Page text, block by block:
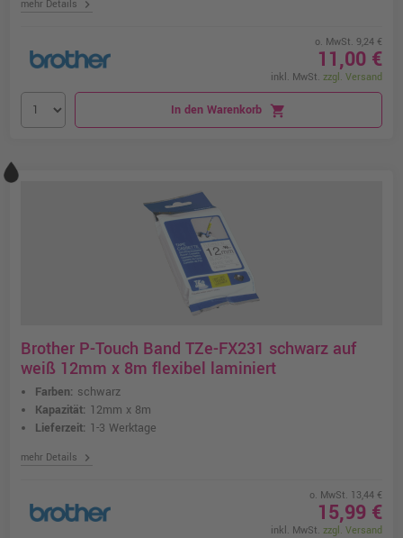
mehr Details chevron_right
o. MwSt. 9,24 €
11,00 €
inkl. MwSt. zzgl. Versand
In den Warenkorb shopping_cart
Brother P-Touch Band TZe-FX231 schwarz auf
weiß 12mm x 8m flexibel laminiert
Farben: schwarz
Kapazität: 12mm x 8m
Lieferzeit: 1-3 Werktage
mehr Details chevron_right
o. MwSt. 13,44 €
15,99 €
inkl. MwSt. zzgl. Versand